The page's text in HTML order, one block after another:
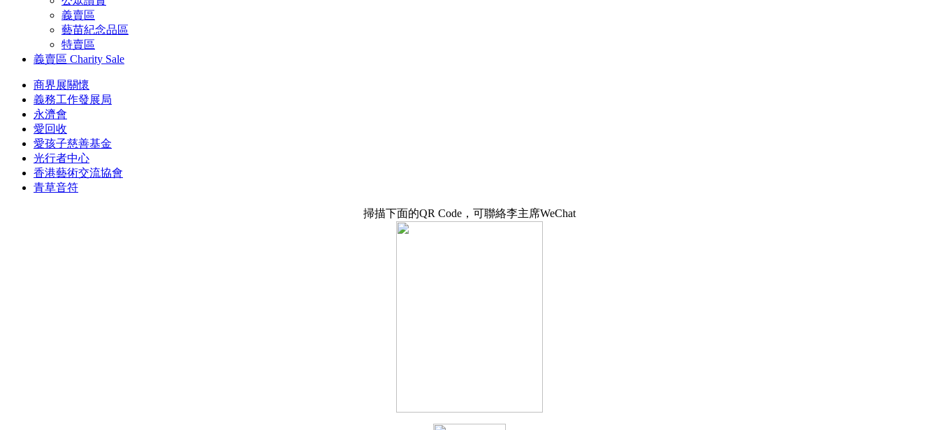
義賣區
藝苗紀念品區
特賣區
義賣區 Charity Sale
商界展關懷
義務工作發展局
永濟會
愛回收
愛孩子慈善基金
光行者中心
香港藝術交流協會
青草音符
掃描下面的QR Code，可聯絡李主席WeChat